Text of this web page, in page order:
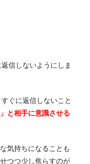
信しないようにしま
ぐに返信しないこと
と相手に意識させる
気持ちになることも
つつ少し焦らすのが